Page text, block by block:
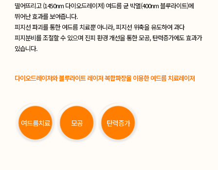
떨어뜨리고(1450nm 다이오드레이저) 여드름 균 박멸(400nm 블루라이트)에
뛰어난 효과를 보여줍니다.
피지선 파괴를 통한 여드름 치료뿐 아니라, 피지선 위축을 유도하여 과다
피지분비를조절할 수 있으며 진피 환경 개선을 통한 모공, 탄력증가에도 효과가
있습니다.
다이오드레이저와 블루라이트 레이저 복합파장을 이용한 여드름 치료레이저
여드름치료 모공 탄력증가